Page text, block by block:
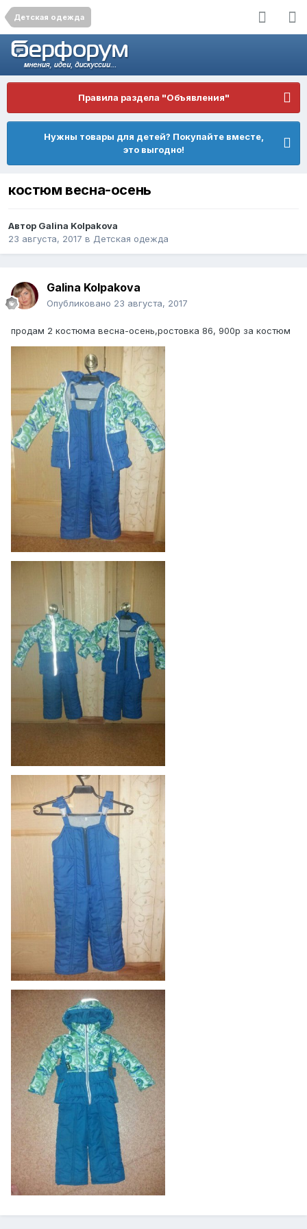
Детская одежда
Правила раздела "Объявления"
Нужны товары для детей? Покупайте вместе,
это выгодно!
костюм весна-осень
Автор Galina Kolpakova
23 августа, 2017 в Детская одежда
Galina Kolpakova
Опубликовано 23 августа, 2017
продам 2 костюма весна-осень,ростовка 86, 900р за костюм